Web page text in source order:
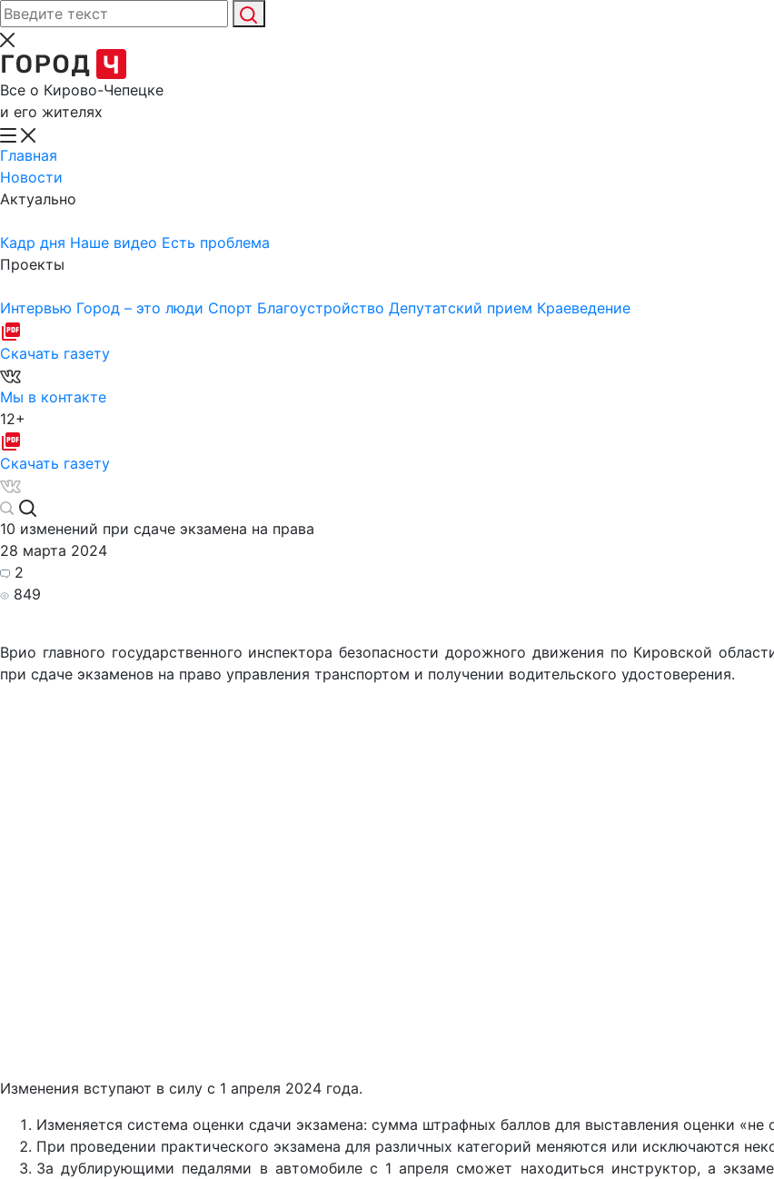
Все о Кирово-Чепецке
и его жителях
Главная
Новости
Актуально
Кадр дня Наше видео Есть проблема
Проекты
Интервью Город – это люди Спорт Благоустройство Депутатский прием Краеведение
Скачать газету
Мы в контакте
12+
Скачать газету
10 изменений при сдаче экзамена на права
28 марта 2024
2
849
Врио главного государственного инспектора безопасности дорожного движения по Кировской
при сдаче экзаменов на право управления транспортом и получении водительского удостоверения.
Изменения вступают в силу с 1 апреля 2024 года.
Изменяется система оценки сдачи экзамена: сумма штрафных баллов для выставления оценки «не
При проведении практического экзамена для различных категорий меняются или исключаются
За дублирующими педалями в автомобиле с 1 апреля сможет находиться инструктор, а